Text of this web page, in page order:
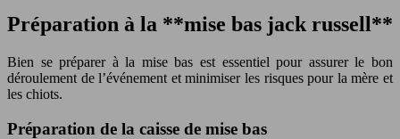
Préparation à la **mise bas jack russell**
Bien se préparer à la mise bas est essentiel pour assurer le bon
déroulement de l’événement et minimiser les risques pour la mère et
les chiots.
Préparation de la caisse de mise bas